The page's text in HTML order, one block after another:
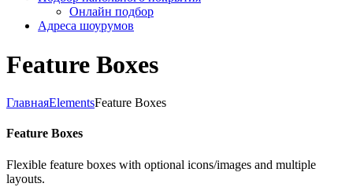
Онлайн подбор
Адреса шоурумов
Feature Boxes
ГлавнаяElementsFeature Boxes
Feature Boxes
Flexible feature boxes with optional icons/images and multiple
layouts.